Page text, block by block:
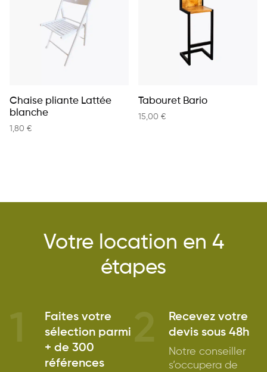
Chaise pliante Lattée
blanche
1,80 €
Tabouret Bario
15,00 €
Votre location en 4
étapes
Faites votre
sélection parmi
+ de 300
références
Recevez votre
devis sous 48h
Notre conseiller
s’occupera de